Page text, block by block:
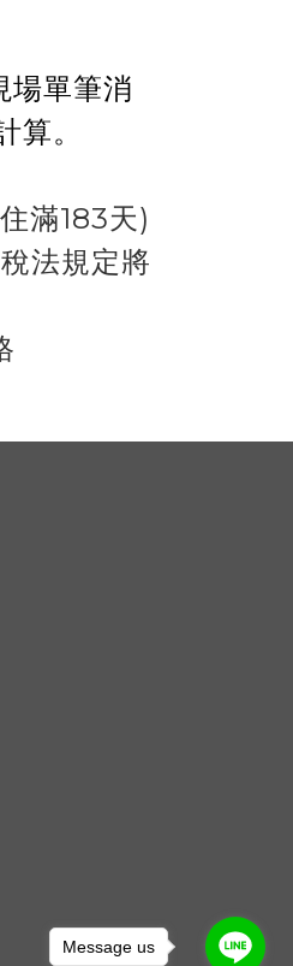
場單筆消
。
滿183天)
法規定將
Message us